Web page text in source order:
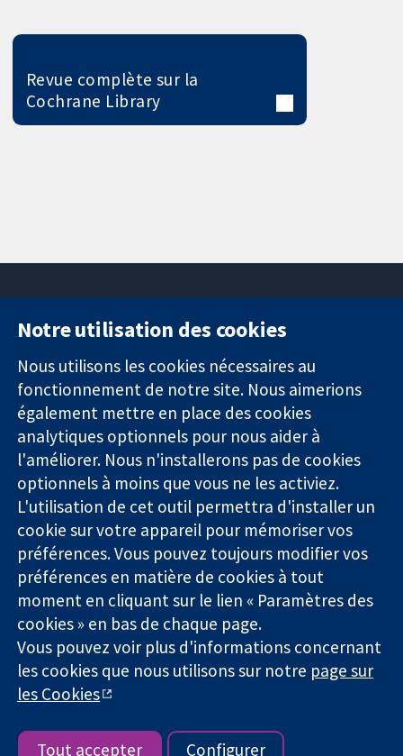
Revue complète sur la
Cochrane Library
Des données
probantes.
Des décisions
éclairées.
Une meilleure
santé.
11-13 Cavendish
Square
Londres
W1G0AN
Royaume-Uni
nous
Actualités
presse
Qui sommes-
nous
Offres
d'emploi
Library
La Collaboration Cochrane est une association caritative (n°
1045921) et une société à responsabilité limitée par garantie (n°
03044323) enregistrée en Angleterre et au Pays de Galles. Numéro
de TVA : GB 718 2127 49.
Copyright © 2026 The Cochrane Collaboration
Conditions Générales|Mentions légales|Politique de
confidentialité|Politique d'usage des cookies
Notre utilisation des cookies
Nous utilisons les cookies nécessaires au
fonctionnement de notre site. Nous aimerions
également mettre en place des cookies
analytiques optionnels pour nous aider à
l'améliorer. Nous n'installerons pas de cookies
optionnels à moins que vous ne les activiez.
L'utilisation de cet outil permettra d'installer un
cookie sur votre appareil pour mémoriser vos
préférences. Vous pouvez toujours modifier vos
préférences en matière de cookies à tout
moment en cliquant sur le lien « Paramètres des
cookies » en bas de chaque page.
Vous pouvez voir plus d'informations concernant
les cookies que nous utilisons sur notre page sur
les Cookies
Tout accepter Configurer